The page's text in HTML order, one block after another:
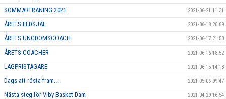
SOMMARTRÄNING 2021 2021-06-21 11:31
ÅRETS ELDSJÄL 2021-06-18 20:09
ÅRETS UNGDOMSCOACH 2021-06-17 21:50
ÅRETS COACHER 2021-06-16 18:52
LAGPRISTAGARE 2021-06-15 14:13
Dags att rösta fram... 2021-05-06 09:47
Nästa steg för Viby Basket Dam 2021-04-29 16:54